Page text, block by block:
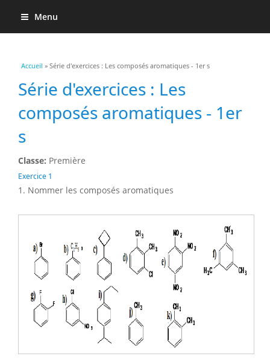
Menu
Vous êtes ici
Accueil » Série d'exercices : Les composés aromatiques - 1er s
Série d'exercices : Les
composés aromatiques - 1er
s
Classe: Première
Exercice 1
1. Nommer les composés aromatiques